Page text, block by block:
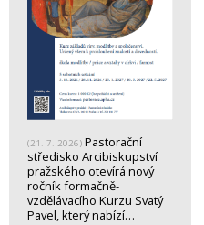
(21. 7. 2026) Pastorační
středisko Arcibiskupství
pražského otevírá nový
ročník formačně-
vzdělávacího Kurzu Svatý
Pavel, který nabízí…